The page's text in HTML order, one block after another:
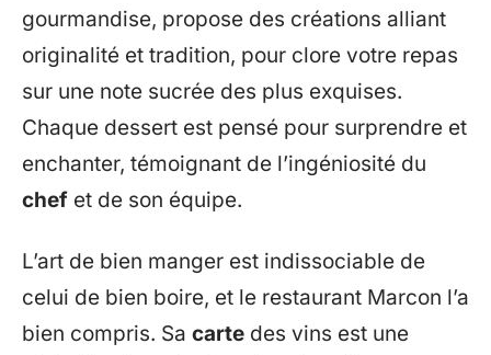
gourmandise, propose des créations alliant
originalité et tradition, pour clore votre repas
sur une note sucrée des plus exquises.
Chaque dessert est pensé pour surprendre et
enchanter, témoignant de l’ingéniosité du
chef et de son équipe.
L’art de bien manger est indissociable de
celui de bien boire, et le restaurant Marcon l’a
bien compris. Sa carte des vins est une